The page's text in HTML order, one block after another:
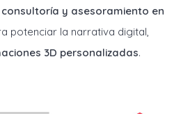
consultoría y asesoramiento en
potenciar la narrativa digital,
3D personalizadas.